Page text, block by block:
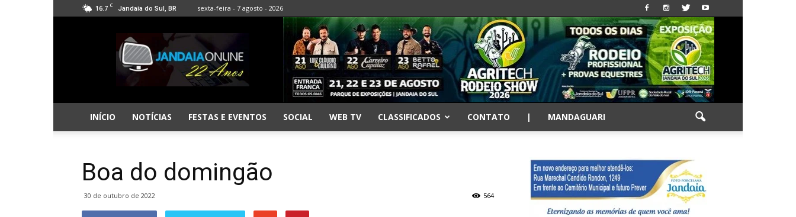
16.7 C Jandaia do Sul, BR sexta-feira - 7 agosto - 2026
Jandaia
Online
INÍCIO NOTÍCIAS FESTAS E EVENTOS SOCIAL WEB TV CLASSIFICADOS CONTATO | MANDAGUARI
Boa do domingão
30 de outubro de 2022 564